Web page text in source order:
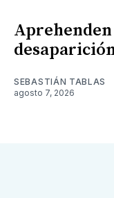
SEBASTIÁN TABLAS
agosto 7, 2026